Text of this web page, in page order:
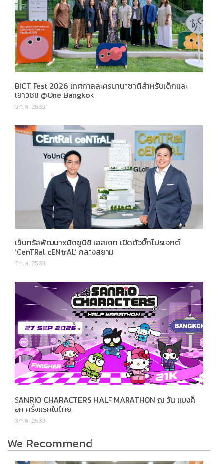
BICT Fest 2026 เทศกาลละครนานาชาติสำหรับเด็กและ
เยาวชน @One Bangkok
9 ก.ค. 2569
เซ็นทรัลพัฒนาxมิตซูบิชิ เอสเตท เปิดตัวบิ๊กโปรเจกต์
‘CenTRal cENtrAL’ กลางสยาม
7 ก.ค. 2569
SANRIO CHARACTERS HALF MARATHON ณ วัน แบงค็
อก ครั้งแรกในไทย
3 ก.ค. 2569
We Recommend